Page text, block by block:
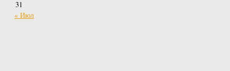
31
« Июл